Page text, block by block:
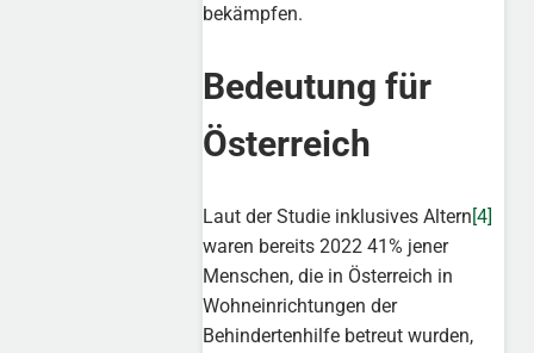
bekämpfen.
Bedeutung für
Österreich
Laut der Studie inklusives Altern [4]
waren bereits 2022 41% jener
Menschen, die in Österreich in
Wohneinrichtungen der
Behindertenhilfe betreut wurden,